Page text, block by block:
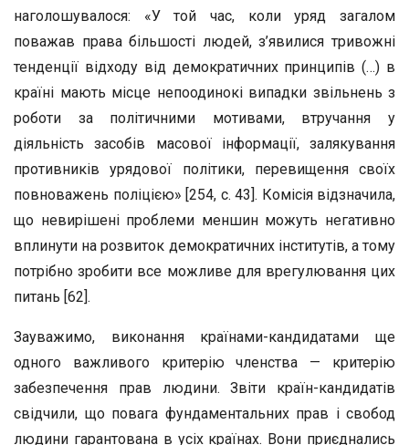
наголошувалося: «У той час, коли уряд загалом
поважав права більшості людей, з’явилися тривожні
тенденції відходу від демократичних принципів (…) в
країні мають місце непоодинокі випадки звільнень з
роботи за політичними мотивами, втручання у
діяльність засобів масової інформації, залякування
противників урядової політики, перевищення своїх
повноважень поліцією» [254, с. 43]. Комісія відзначила,
що невирішені проблеми меншин можуть негативно
вплинути на розвиток демократичних інститутів, а тому
потрібно зробити все можливе для врегулювання цих
питань [62].
Зауважимо, виконання країнами-кандидатами ще
одного важливого критерію членства — критерію
забезпечення прав людини. Звіти країн-кандидатів
свідчили, що повага фундаментальних прав і свобод
людини гарантована в усіх країнах. Вони приєднались